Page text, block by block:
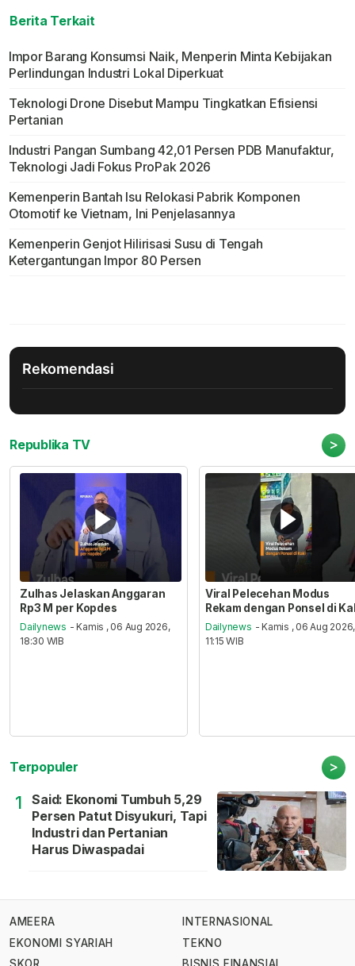
Berita Terkait
Impor Barang Konsumsi Naik, Menperin Minta Kebijakan
Perlindungan Industri Lokal Diperkuat
Teknologi Drone Disebut Mampu Tingkatkan Efisiensi
Pertanian
Industri Pangan Sumbang 42,01 Persen PDB Manufaktur,
Teknologi Jadi Fokus ProPak 2026
Kemenperin Bantah Isu Relokasi Pabrik Komponen
Otomotif ke Vietnam, Ini Penjelasannya
Kemenperin Genjot Hilirisasi Susu di Tengah
Ketergantungan Impor 80 Persen
Rekomendasi
Republika TV >
Zulhas Jelaskan Anggaran
Rp3 M per Kopdes
Dailynews - Kamis , 06 Aug 2026,
18:30 WIB
Viral Pelecehan Modus
Rekam dengan Ponsel di
Dailynews - Kamis , 06 Aug 2026,
11:15 WIB
Terpopuler >
1
Said: Ekonomi Tumbuh 5,29
Persen Patut Disyukuri, Tapi
Industri dan Pertanian
Harus Diwaspadai
AMEERA
EKONOMI SYARIAH
INTERNASIONAL
TEKNO